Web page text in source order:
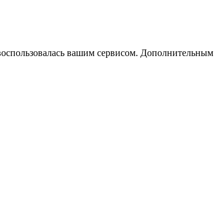
вашим сервисом. Дополнительным